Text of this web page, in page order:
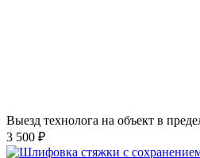
Выезд технолога на объект в
3 500 ₽